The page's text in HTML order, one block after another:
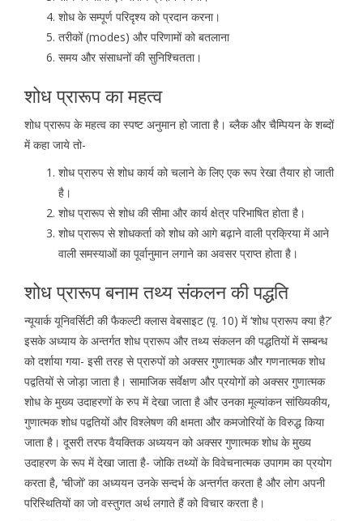
शोध के सम्पूर्ण परिदृश्य को प्रदान करना।
तरीकों (modes) और परिणामों को बतलाना
समय और संसाधनों की सुनिश्चितता।
शोध प्रारूप का महत्व
शोध प्रारूप के महत्व का स्पष्ट अनुमान हो जाता है। ब्लैक और चैम्पियन के शब्दों
में कहा जाये तो-
शोध प्रारुप से शोध कार्य को चलाने के लिए एक रूप रेखा तैयार हो जाती
है।
शोध प्रारूप से शोध की सीमा और कार्य क्षेत्र परिभाषित होता है।
शोध प्रारूप से शोधकर्ता को शोध को आगे बढ़ाने वाली प्रक्रिया में आने
वाली समस्याओं का पूर्वानुमान लगाने का अवसर प्राप्त होता है।
शोध प्रारूप बनाम तथ्य संकलन की पद्धति
न्यूयार्क यूनिवर्सिटी की फैकल्टी क्लास वेबसाइट (पृ. 10) में ‘शोध प्रारूप क्या है?’
इसके अध्याय के अन्तर्गत शोध प्रारूप और तथ्य संकलन की पद्धतियों में सम्बन्ध
को दर्शाया गया- इसी तरह से प्रारुपों को अक्सर गुणात्मक और गणनात्मक शोध
पद्वतियों से जोड़ा जाता है। सामाजिक सर्वेक्षण और प्रयोगों को अक्सर गुणात्मक
शोध के मुख्य उदाहरणों के रुप में देखा जाता है और उनका मूल्यांकन सांख्यिकीय,
गुणात्मक शोध पद्वतियों और विश्लेषण की क्षमता और कमजोरियों के विरुद्ध किया
जाता है। दूसरी तरफ वैयक्तिक अध्ययन को अक्सर गुणात्मक शोध के मुख्य
उदाहरण के रूप में देखा जाता है- जोकि तथ्यों के विवेचनात्मक उपागम का प्रयोग
करता है, ‘चीजों’ का अध्ययन उनके सन्दर्भ के अन्तर्गत करता है और लोग अपनी
परिस्थितियों का जो वस्तुगत अर्थ लगाते हैं को विचार करता है।